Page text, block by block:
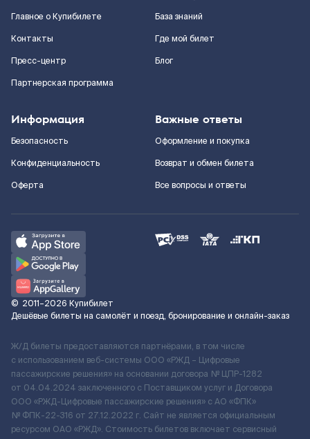
Главное о Купибилете
Контакты
Пресс-центр
Партнерская программа
База знаний
Где мой билет
Блог
Информация
Безопасность
Конфиденциальность
Оферта
Важные ответы
Оформление и покупка
Возврат и обмен билета
Все вопросы и ответы
© 2011–2026 Купибилет
Дешёвые билеты на самолёт и поезд, бронирование и онлайн-заказ
Ж/Д билеты предоставляются партнёрами, в том числе
с использованием веб-системы ООО «РЖД – Цифровые
пассажирские решения» на основании договора № ЦПР-1282
от 04.04.2024 заключенного с Поставщиком услуг и Договора
ООО «РЖД-Цифровые пассажирские решения» c АО «ФПК»
№ ФПК-22-316 от 27.12.2022 г. Сайт не является официальным
ресурсом ОАО «РЖД». Стоимость билетов включает сервисный